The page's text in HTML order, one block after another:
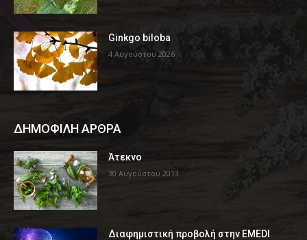
Ginkgo biloba
4 Αυγούστου 2026
ΔΗΜΟΦΙΛΗ ΑΡΘΡΑ
Άτεκνο
30 Αυγούστου 2013
Διαφημιστική προβολή στην EMEDI